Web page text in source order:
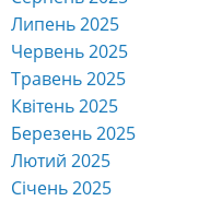
Липень 2025
Червень 2025
Травень 2025
Квітень 2025
Березень 2025
Лютий 2025
Січень 2025